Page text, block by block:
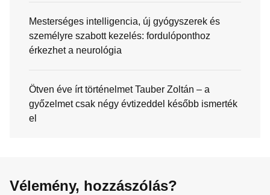
Mesterséges intelligencia, új gyógyszerek és
személyre szabott kezelés: fordulóponthoz
érkezhet a neurológia
Ötven éve írt történelmet Tauber Zoltán – a
győzelmet csak négy évtizeddel később ismerték
el
Vélemény, hozzászólás?